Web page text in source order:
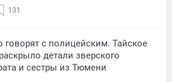
131
говорят с полицейским. Тайское
детали зверского
и сестры из Тюмени